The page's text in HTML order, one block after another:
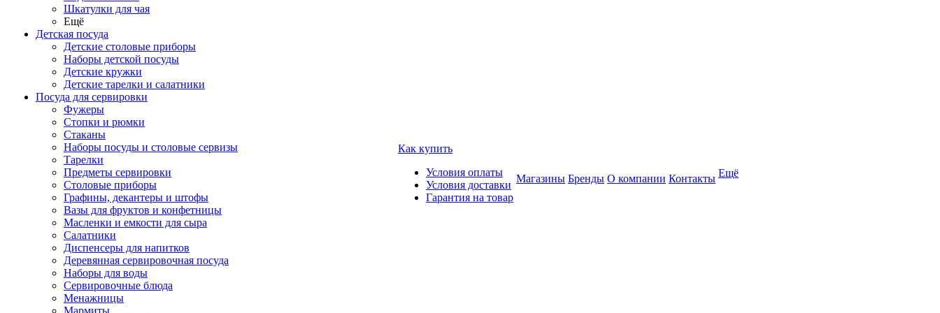
Шкатулки для чая
Ещё
Детская посуда
Детские столовые приборы
Наборы детской посуды
Детские кружки
Детские тарелки и салатники
Посуда для сервировки
Фужеры
Стопки и рюмки
Стаканы
Наборы посуды и столовые сервизы
Тарелки
Предметы сервировки
Столовые приборы
Графины, декантеры и штофы
Вазы для фруктов и конфетницы
Масленки и емкости для сыра
Салатники
Диспенсеры для напитков
Деревянная сервировочная посуда
Наборы для воды
Сервировочные блюда
Менажницы
Мармиты
Как купить
Условия оплаты
Условия доставки
Гарантия на товар
Магазины Бренды О компании Контакты Ещё